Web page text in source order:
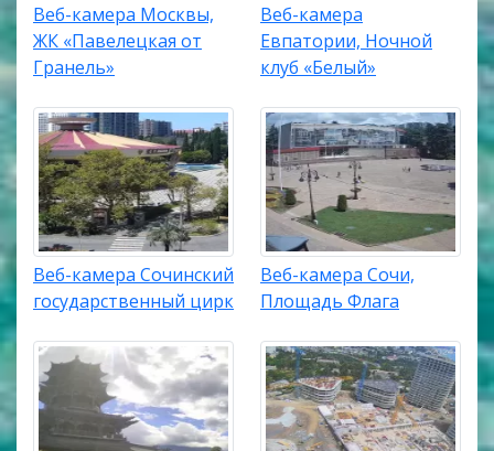
Веб-камера Москвы,
ЖК «Павелецкая от
Гранель»
Веб-камера
Евпатории, Ночной
клуб «Белый»
Веб-камера Сочинский
государственный цирк
Веб-камера Сочи,
Площадь Флага